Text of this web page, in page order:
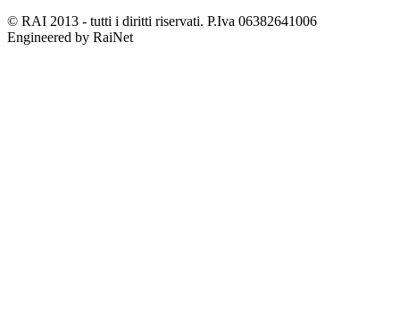
© RAI 2013 - tutti i diritti riservati. P.Iva 06382641006
Engineered by RaiNet